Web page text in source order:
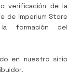
verificación de la
de Imperium Store
formación del
en nuestro sitio